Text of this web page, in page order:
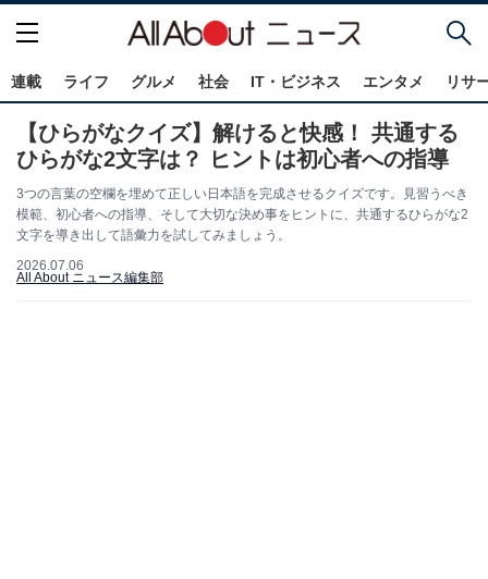
連載 ライフ グルメ 社会 IT・ビジネス エンタメ リサ
【ひらがなクイズ】解けると快感！ 共通する
ひらがな2文字は？ ヒントは初心者への指導
3つの言葉の空欄を埋めて正しい日本語を完成させるクイズです。見習うべき
模範、初心者への指導、そして大切な決め事をヒントに、共通するひらがな2
文字を導き出して語彙力を試してみましょう。
2026.07.06
All About ニュース編集部